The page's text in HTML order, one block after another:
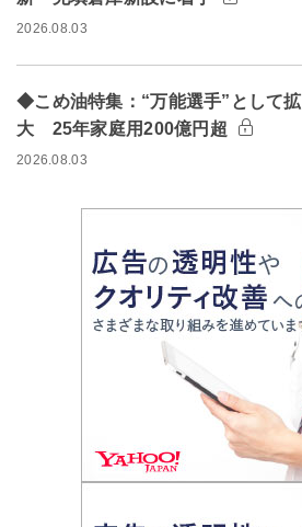
2026.08.03
◆こめ油特集：“万能選手”として拡
大 25年家庭用200億円超
2026.08.03